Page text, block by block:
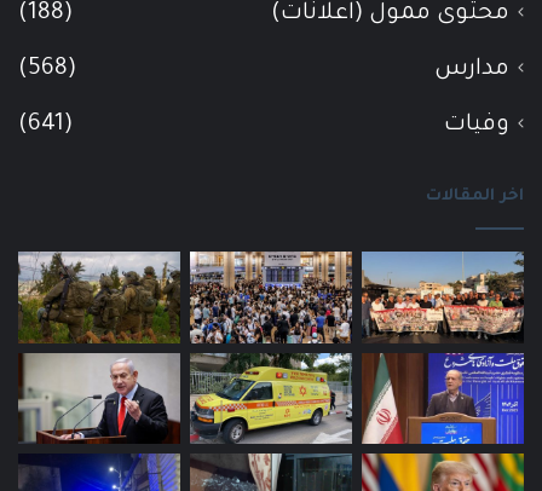
محتوى ممول (اعلانات) (188)
مدارس (568)
وفيات (641)
اخر المقالات